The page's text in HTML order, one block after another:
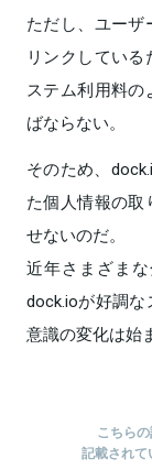
ただし、ユーザ
リンクしてい
ステム利用料
ばならない。
そのため、
た個人情報の
せないのだ。
近年さまざま
dock.ioが好調
意識の変化は始
こちら
記載されて